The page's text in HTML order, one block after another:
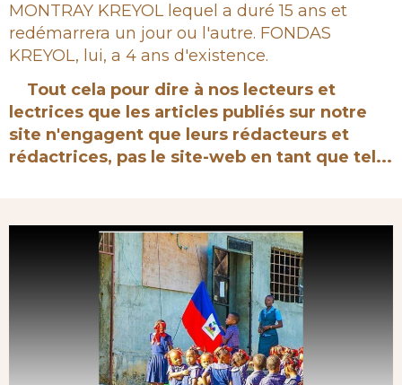
MONTRAY KREYOL lequel a duré 15 ans et
redémarrera un jour ou l'autre. FONDAS
KREYOL, lui, a 4 ans d'existence.
Tout cela pour dire à nos lecteurs et
lectrices que les articles publiés sur notre
site n'engagent que leurs rédacteurs et
rédactrices, pas le site-web en tant que tel...